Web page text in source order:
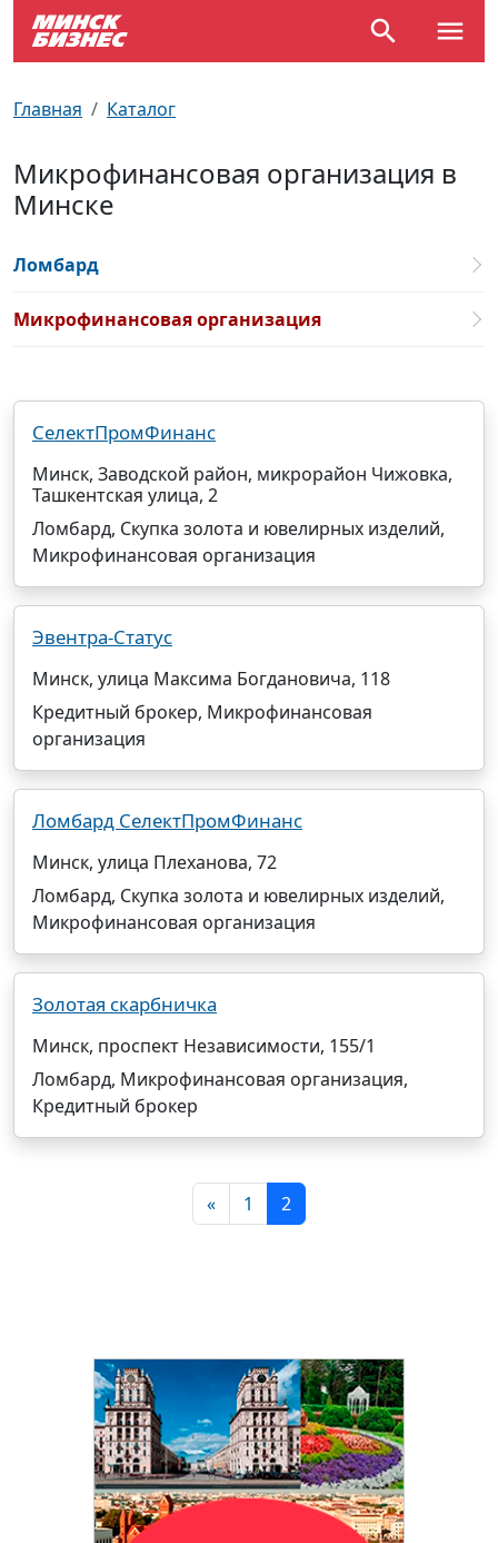
Главная Каталог
Микрофинансовая организация в
Минске
Ломбард
Микрофинансовая организация
СелектПромФинанс
Минск, Заводской район, микрорайон Чижовка,
Ташкентская улица, 2
Ломбард, Скупка золота и ювелирных изделий,
Микрофинансовая организация
Эвентра-Статус
Минск, улица Максима Богдановича, 118
Кредитный брокер, Микрофинансовая
организация
Ломбард СелектПромФинанс
Минск, улица Плеханова, 72
Ломбард, Скупка золота и ювелирных изделий,
Микрофинансовая организация
Золотая скарбничка
Минск, проспект Независимости, 155/1
Ломбард, Микрофинансовая организация,
Кредитный брокер
« 1 2
Возле метро
Почтовые индексы
Улицы Минска
Производственный календарь
Схема метро
Пробки на дорогах
Самолеты